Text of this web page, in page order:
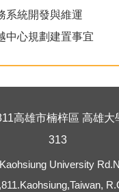
系統開發與維運
中心規劃建置事宜
高雄市楠梓區 高雄大
313
University